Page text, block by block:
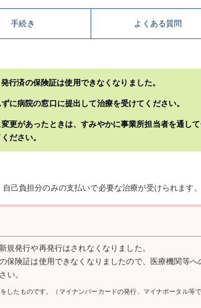
手続き よくある質問
行済の保険証は使用できなくなりました。
に病院の窓口に提出して治療を受けてください。
更があったときは、すみやかに事業所担当者を通し
ださい。
己負担分のみの支払いで必要な治療が受けられます。
発行や再発行はされなくなりました。
保険証は使用できなくなりましたので、医療機関等へ
い。
したものです。（マイナンバーカードの発行、マイナポータル等